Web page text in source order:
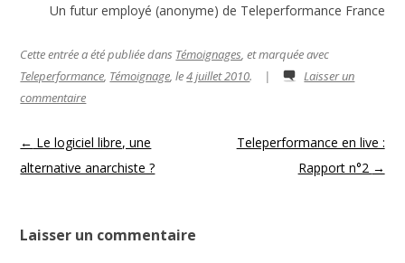
Un futur employé (anonyme) de Teleperformance France
Cette entrée a été publiée dans Témoignages, et marquée avec
Teleperformance, Témoignage, le4 juillet 2010. |
Laisser un
commentaire
Navigation des articles
← Le logiciel libre, une
alternative anarchiste ?
Teleperformance en live :
Rapport n°2 →
Laisser un commentaire